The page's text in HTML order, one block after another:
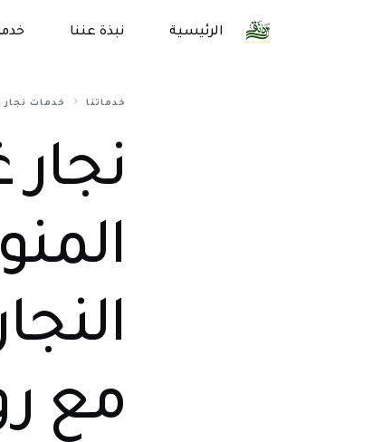
الرئيسية نبذة عننا
خدماتنا خدمات نجار
مع